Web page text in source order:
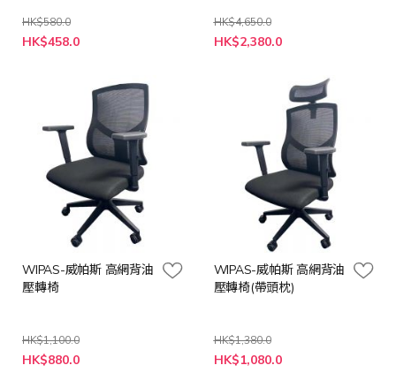
HK$580.0
特
殊
HK$458.0
HK$4,650.0
特
殊
HK$2,380.0
WIPAS-威帕斯 高網背油
壓轉椅
HK$1,100.0
特
殊
HK$880.0
WIPAS-威帕斯 高網背油
壓轉椅(帶頭枕)
HK$1,380.0
特
殊
HK$1,080.0